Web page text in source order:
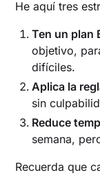
He aquí tres
Ten un plan
objetivo,
difíciles.
Aplica la
sin
Reduce
semana,
Recuerda que